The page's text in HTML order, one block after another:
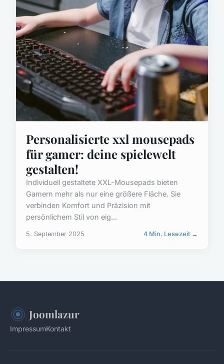
Personalisierte xxl mousepads
für gamer: deine spielewelt
gestalten!
Individuell gestaltete XXL-Mousepads bieten
Gamern mehr als nur eine größere Fläche. Sie
verbinden Komfort und Präzision mit
persönlichem Stil von eig...
5. September 2025 4 Min. Lesezeit →
Joomlazur
ImpressumKontakt